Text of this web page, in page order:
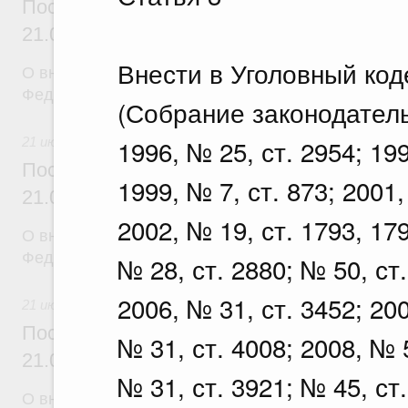
Внести в Уголовный
(Собрание
1996, № 25, ст. 2954;
1999, № 7, ст. 873;
2002, № 19, ст. 1793,
№ 28, ст. 2880; № 50,
2006, № 31, ст. 3452;
№ 31, ст. 4008; 2008, №
№ 31, ст. 3921; № 45,
Постановление Правительства
21.07.2026 г. № 918
О внесении изменений в постановление
Постановление Правительства
21.07.2026 г. № 920
О внесении изменений в постановление
Федерации от 30 сентября 2021 г. № 1661
Постановление Правительства
21.07.2026 г. № 919
О внесении изменения в постановление